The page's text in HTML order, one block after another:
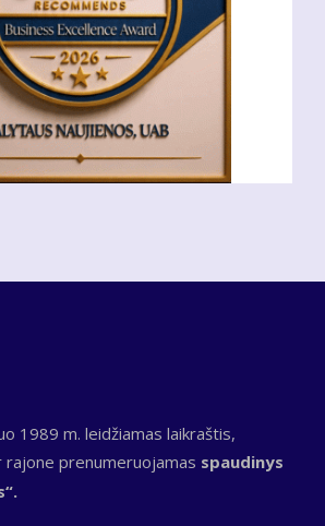
1989 m. leidžiamas laikraštis,
rajone prenumeruojamas spaudinys